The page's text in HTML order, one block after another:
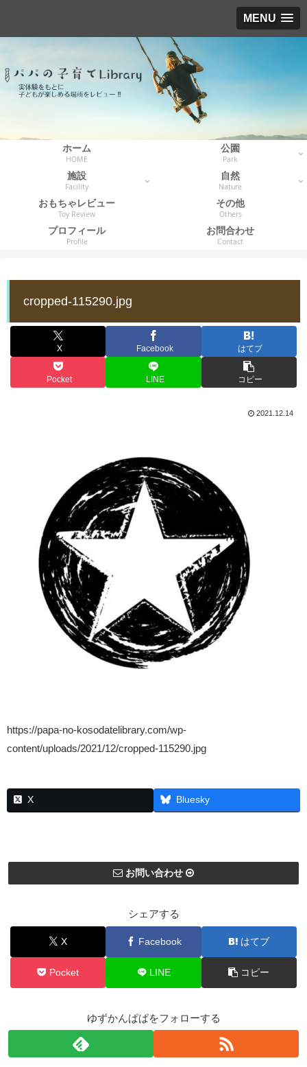
MENU
ホーム
HOME
公園
Park
施設
Facility
自然
Nature
おもちゃレビュー
Toy Review
その他
Others
プロフィール
Profile
お問合わせ
Contact
cropped-115290.jpg
X Facebook はてブ
Pocket LINE コピー
2021.12.14
https://papa-no-kosodatelibrary.com/wp-
content/uploads/2021/12/cropped-115290.jpg
X Bluesky
お問い合わせ
シェアする
X Facebook はてブ
Pocket LINE コピー
ゆずかんぱぱをフォローする